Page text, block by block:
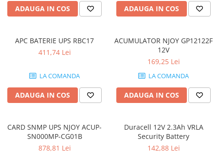
ADAUGA IN COS ADAUGA IN COS
APC BATERIE UPS RBC17
411,74 Lei
LA COMANDA
ADAUGA IN COS
ACUMULATOR NJOY GP12122F
12V
169,25 Lei
LA COMANDA
ADAUGA IN COS
CARD SNMP UPS NJOY ACUP-
SN000MP-CG01B
878,81 Lei
Duracell 12V 2.3Ah VRLA
Security Battery
142,88 Lei